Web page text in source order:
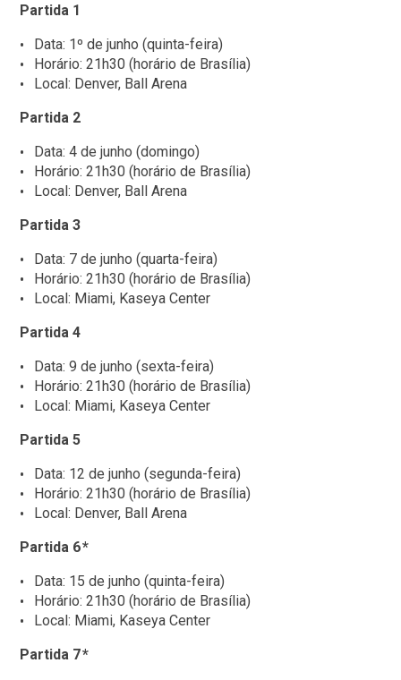
Partida 1
Data: 1º de junho (quinta-feira)
Horário: 21h30 (horário de Brasília)
Local: Denver, Ball Arena
Partida 2
Data: 4 de junho (domingo)
Horário: 21h30 (horário de Brasília)
Local: Denver, Ball Arena
Partida 3
Data: 7 de junho (quarta-feira)
Horário: 21h30 (horário de Brasília)
Local: Miami, Kaseya Center
Partida 4
Data: 9 de junho (sexta-feira)
Horário: 21h30 (horário de Brasília)
Local: Miami, Kaseya Center
Partida 5
Data: 12 de junho (segunda-feira)
Horário: 21h30 (horário de Brasília)
Local: Denver, Ball Arena
Partida 6 *
Data: 15 de junho (quinta-feira)
Horário: 21h30 (horário de Brasília)
Local: Miami, Kaseya Center
Partida 7 *